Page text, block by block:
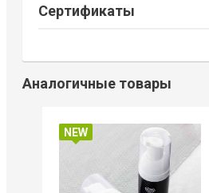
Сертификаты
Аналогичные товары
NEW